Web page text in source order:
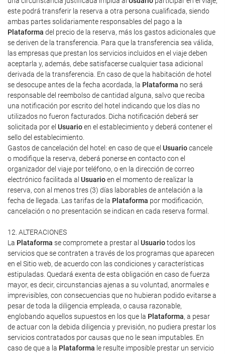
este podrá transferir la reserva a otra persona cualificada, siendo
ambas partes solidariamente responsables del pago a la
Plataforma del precio de la reserva, más los gastos adicionales que
se deriven de la transferencia. Para que la transferencia sea válida,
las empresas que prestan los servicios incluidos en el viaje deben
aceptarla y, además, debe satisfacerse cualquier tasa adicional
derivada de la transferencia. En caso de que la habitación de hotel
se desocupe antes de la fecha acordada, la Plataforma no será
responsable del reembolso de cantidad alguna, salvo que reciba
una notificación por escrito del hotel indicando que los días no
utilizados no fueron facturados. Dicha notificación deberá ser
solicitada por el Usuarioen el establecimiento y deberá contener el
sello del establecimiento.
Gastos de cancelación del hotel: en caso de que el Usuariocancele
o modifique la reserva, deberá ponerse en contacto con el
organizador del viaje por teléfono, o en la dirección de correo
electrónico facilitada al Usuarioen el momento de realizar la
reserva, con al menos tres (3) días laborables de antelación a la
fecha de llegada. Las tarifas de la Plataforma por modificación,
cancelación o no presentación se indican en cada reserva formal.
12. ALTERACIONES
La Plataforma se compromete a prestar al Usuariotodos los
servicios que se contraten a través de los programas que aparecen
en el Sitio web, de acuerdo con las condiciones y características
estipuladas. Quedará exenta de esta obligación en caso de fuerza
mayor, es decir, circunstancias ajenas a su voluntad, anormales e
imprevisibles, con consecuencias que no hubieran podido evitarse a
pesar de toda la diligencia empleada, o causa razonable,
englobando aquellos supuestos en los que la Plataforma, a pesar
de actuar con la debida diligencia y previsión, no pudiera prestar los
servicios contratados por causas que no le sean imputables. En
caso de que a la Plataforma le resulte imposible prestar un servicio